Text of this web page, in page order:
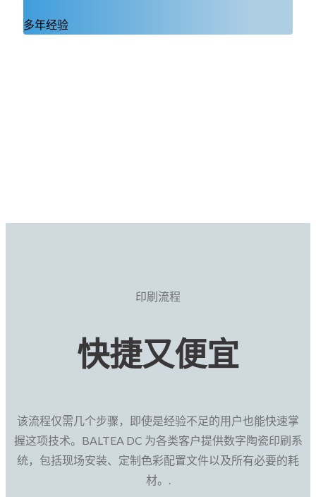
多年经验
印刷流程
快捷又便宜
该流程仅需几个步骤，即使是经验不足的用户也能快速掌
握这项技术。BALTEA DC 为各类客户提供数字陶瓷印刷系
统，包括现场安装、定制色彩配置文件以及所有必要的耗
材。.